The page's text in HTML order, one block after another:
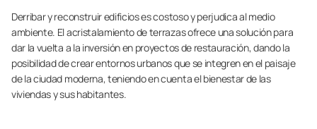
Derribar y reconstruir edificios es costoso y perjudica al medio
ambiente. El acristalamiento de terrazas ofrece una solución para
dar la vuelta a la inversión en proyectos de restauración, dando la
posibilidad de crear entornos urbanos que se integren en el paisaje
de la ciudad moderna, teniendo en cuenta el bienestar de las
viviendas y sus habitantes.